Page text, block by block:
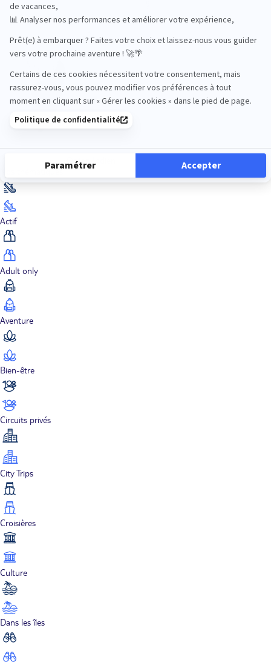
Océan Indien
Nos thématiques
Actif
Adult only
Aventure
Bien-être
Circuits privés
City Trips
Croisières
Culture
Dans les îles